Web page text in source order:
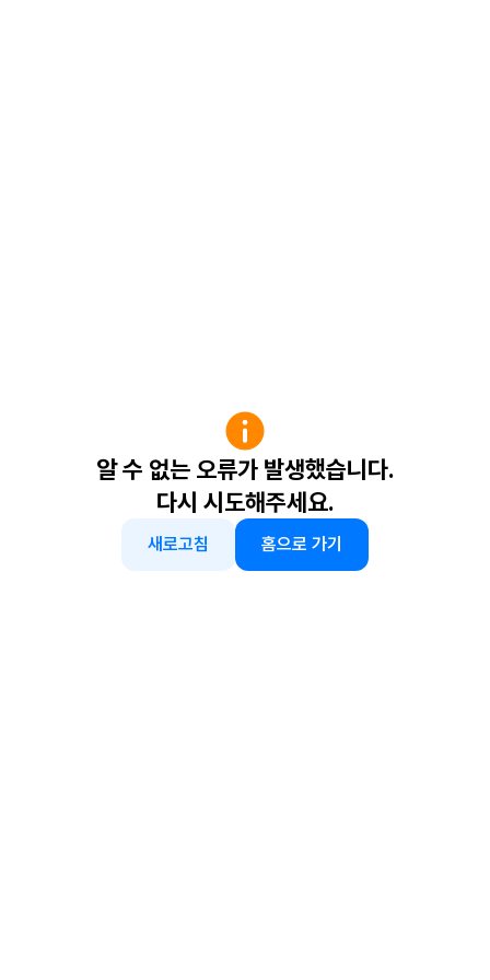
알 수 없는 오류가 발생했습니다.
다시 시도해주세요.
새로고침 홈으로 가기